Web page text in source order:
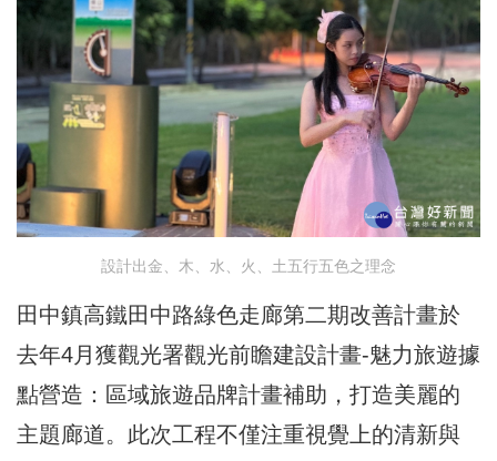
設計出金、木、水、火、土五行五色之理念
田中鎮高鐵田中路綠色走廊第二期改善計畫於
去年4月獲觀光署觀光前瞻建設計畫-魅力旅遊據
點營造：區域旅遊品牌計畫補助，打造美麗的
主題廊道。此次工程不僅注重視覺上的清新與